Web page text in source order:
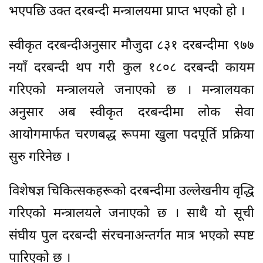
भएपछि उक्त दरबन्दी मन्त्रालयमा प्राप्त भएको हो ।
स्वीकृत दरबन्दीअनुसार मौजुदा ८३१ दरबन्दीमा ९७७
नयाँ दरबन्दी थप गरी कुल १८०८ दरबन्दी कायम
गरिएको मन्त्रालयले जनाएको छ । मन्त्रालयका
अनुसार अब स्वीकृत दरबन्दीमा लोक सेवा
आयोगमार्फत चरणबद्ध रूपमा खुला पदपूर्ति प्रक्रिया
सुरु गरिनेछ ।
विशेषज्ञ चिकित्सकहरूको दरबन्दीमा उल्लेखनीय वृद्धि
गरिएको मन्त्रालयले जनाएको छ । साथै यो सूची
संघीय पुल दरबन्दी संरचनाअन्तर्गत मात्र भएको स्पष्ट
पारिएको छ ।